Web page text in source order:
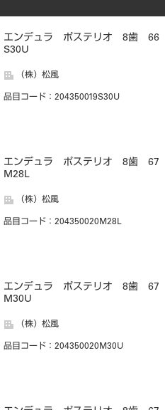
エンデュラ ポステリオ 8歯 66
S30U
（株）松風
品目コード ：204350019S30U
エンデュラ ポステリオ 8歯 67
M28L
（株）松風
品目コード ：204350020M28L
エンデュラ ポステリオ 8歯 67
M30U
（株）松風
品目コード ：204350020M30U